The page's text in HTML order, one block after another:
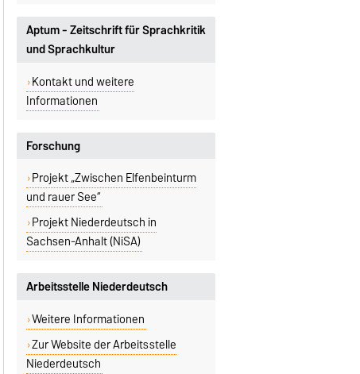
Arbeitsstelle Niederdeutsch
Weitere Informationen
Zur Website der Arbeitsstelle
Niederdeutsch
Forschung
Projekt „Zwischen Elfenbeinturm
und rauer See“
Projekt Niederdeutsch in
Sachsen-Anhalt (NiSA)
Aptum - Zeitschrift für Sprachkritik
und Sprachkultur
Kontakt und weitere
Informationen